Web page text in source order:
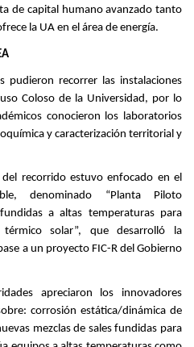
de capital humano avanzado tanto
la UA en el área de energía.
pudieron recorrer las instalaciones
Coloso de la Universidad, por lo
conocieron los laboratorios
y caracterización territorial y
recorrido estuvo enfocado en el
denominado “Planta Piloto
a altas temperaturas para
térmico solar”, que desarrolló la
a un proyecto FIC-R del Gobierno
apreciaron los innovadores
corrosión estática/dinámica de
mezclas de sales fundidas para